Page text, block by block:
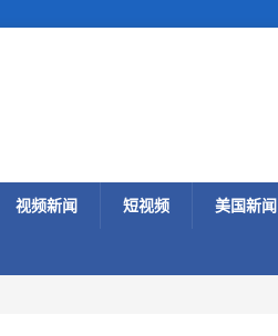
视频新闻 短视频 美国新闻